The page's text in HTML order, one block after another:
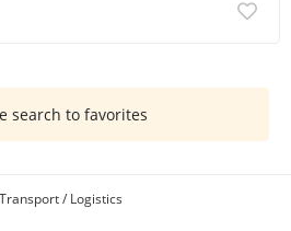
search to favorites
Transport / Logistics